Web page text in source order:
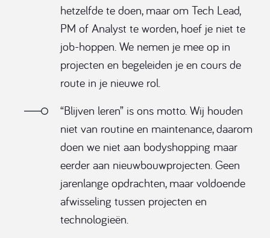
hetzelfde te doen, maar om Tech Lead,
PM of Analyst te worden, hoef je niet te
job-hoppen. We nemen je mee op in
projecten en begeleiden je en cours de
route in je nieuwe rol.
“Blijven leren” is ons motto. Wij houden
niet van routine en maintenance, daarom
doen we niet aan bodyshopping maar
eerder aan nieuwbouwprojecten. Geen
jarenlange opdrachten, maar voldoende
afwisseling tussen projecten en
technologieën.